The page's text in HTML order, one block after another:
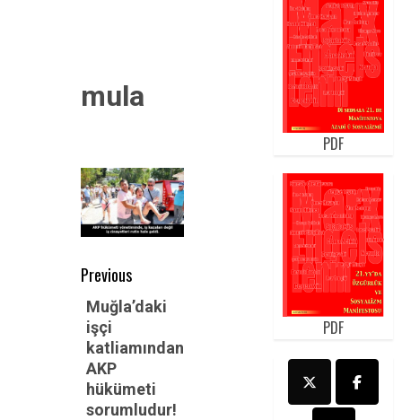
mula
Post
navigation
Previous
Previous
post:
Muğla’daki
işçi
katliamından
AKP
hükümeti
sorumludur!
PDF
PDF